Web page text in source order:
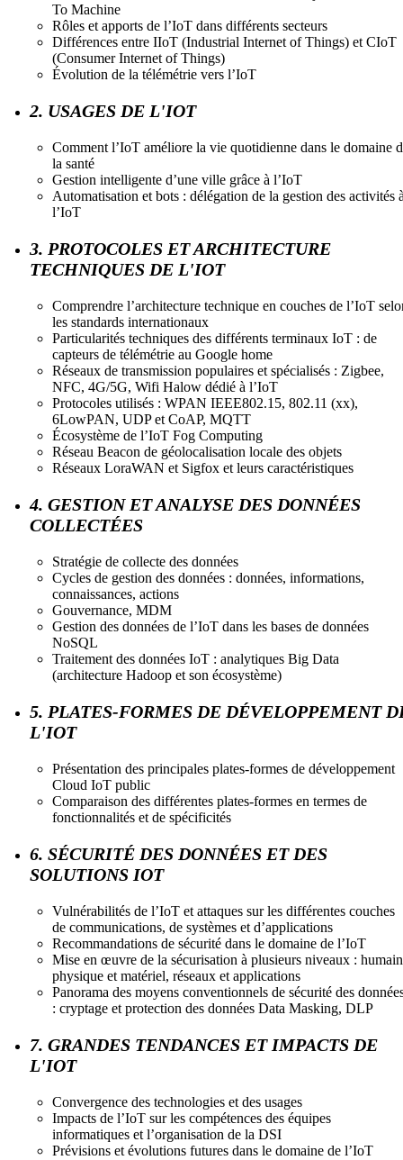
To Machine
Rôles et apports de l’IoT dans différents secteurs
Différences entre IIoT (Industrial Internet of Things) et CIoT
(Consumer Internet of Things)
Évolution de la télémétrie vers l’IoT
2. USAGES DE L'IOT
Comment l’IoT améliore la vie quotidienne dans le domaine
la santé
Gestion intelligente d’une ville grâce à l’IoT
Automatisation et bots : délégation de la gestion des activités
l’IoT
3. PROTOCOLES ET ARCHITECTURE
TECHNIQUES DE L'IOT
Comprendre l’architecture technique en couches de l’IoT
les standards internationaux
Particularités techniques des différents terminaux IoT : de
capteurs de télémétrie au Google home
Réseaux de transmission populaires et spécialisés : Zigbee,
NFC, 4G/5G, Wifi Halow dédié à l’IoT
Protocoles utilisés : WPAN IEEE802.15, 802.11 (xx),
6LowPAN, UDP et CoAP, MQTT
Écosystème de l’IoT Fog Computing
Réseau Beacon de géolocalisation locale des objets
Réseaux LoraWAN et Sigfox et leurs caractéristiques
4. GESTION ET ANALYSE DES DONNÉES
COLLECTÉES
Stratégie de collecte des données
Cycles de gestion des données : données, informations,
connaissances, actions
Gouvernance, MDM
Gestion des données de l’IoT dans les bases de données
NoSQL
Traitement des données IoT : analytiques Big Data
(architecture Hadoop et son écosystème)
5. PLATES-FORMES DE DÉVELOPPEMENT
L'IOT
Présentation des principales plates-formes de développement
Cloud IoT public
Comparaison des différentes plates-formes en termes de
fonctionnalités et de spécificités
6. SÉCURITÉ DES DONNÉES ET DES
SOLUTIONS IOT
Vulnérabilités de l’IoT et attaques sur les différentes couches
de communications, de systèmes et d’applications
Recommandations de sécurité dans le domaine de l’IoT
Mise en œuvre de la sécurisation à plusieurs niveaux :
physique et matériel, réseaux et applications
Panorama des moyens conventionnels de sécurité des
: cryptage et protection des données Data Masking, DLP
7. GRANDES TENDANCES ET IMPACTS DE
L'IOT
Convergence des technologies et des usages
Impacts de l’IoT sur les compétences des équipes
informatiques et l’organisation de la DSI
Prévisions et évolutions futures dans le domaine de l’IoT